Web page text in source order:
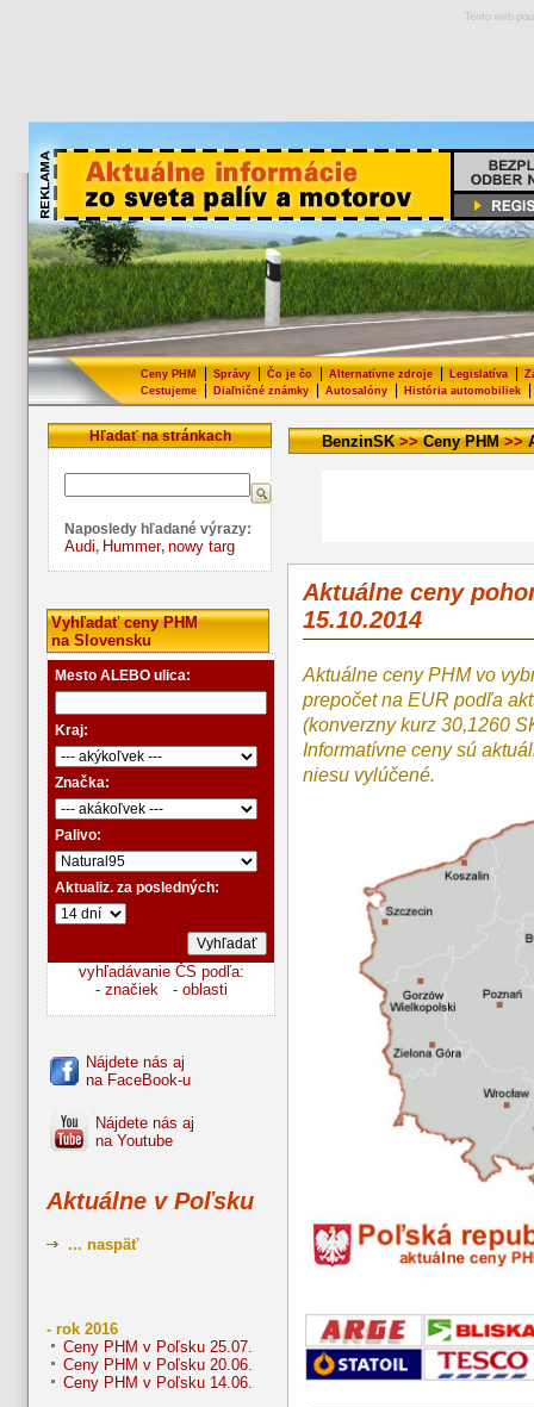
Tento web
Ceny PHM Správy Čo je čo Alternatívne zdroje Legislatíva
Cestujeme| Diaľničné známky| Autosalóny| História automobiliek|
Hľadať na stránkach
Naposledy hľadané výrazy:
Audi, Hummer, nowy targ
Vyhľadať ceny PHM
na Slovensku
Mesto ALEBO ulica:
Kraj:
Značka:
Palivo:
Aktualiz. za posledných:
vyhľadávanie ČS podľa:
- značiek
- oblasti
Nájdete nás aj
na FaceBook-u
Nájdete nás aj
na Youtube
Aktuálne v Poľsku
... naspäť
- rok 2016
Ceny PHM v Poľsku 25.07.
Ceny PHM v Poľsku 20.06.
Ceny PHM v Poľsku 14.06.
BenzinSK>>Ceny PHM>>
Aktuálne ceny
15.10.2014
Aktuálne ceny PHM vo
prepočet na EUR podľa
(konverzny kurz 30,1260
Informatívne ceny sú
niesu vylúčené.